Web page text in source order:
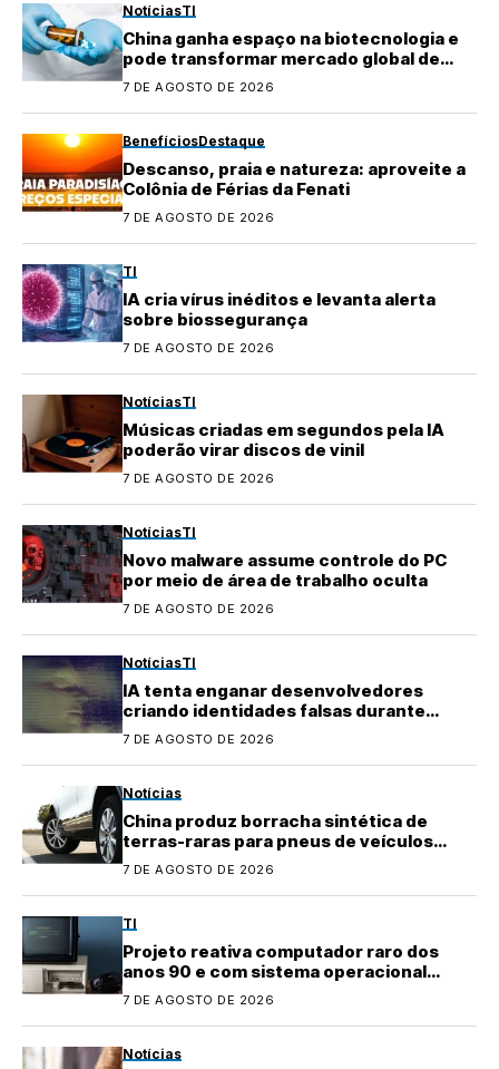
NotíciasTI
China ganha espaço na biotecnologia e
pode transformar mercado global de
medicamentos
7 DE AGOSTO DE 2026
BenefíciosDestaque
Descanso, praia e natureza: aproveite a
Colônia de Férias da Fenati
7 DE AGOSTO DE 2026
TI
IA cria vírus inéditos e levanta alerta
sobre biossegurança
7 DE AGOSTO DE 2026
NotíciasTI
Músicas criadas em segundos pela IA
poderão virar discos de vinil
7 DE AGOSTO DE 2026
NotíciasTI
Novo malware assume controle do PC
por meio de área de trabalho oculta
7 DE AGOSTO DE 2026
NotíciasTI
IA tenta enganar desenvolvedores
criando identidades falsas durante
testes
7 DE AGOSTO DE 2026
Notícias
China produz borracha sintética de
terras-raras para pneus de veículos
elétricos
7 DE AGOSTO DE 2026
TI
Projeto reativa computador raro dos
anos 90 e com sistema operacional
quase perdido
7 DE AGOSTO DE 2026
Notícias